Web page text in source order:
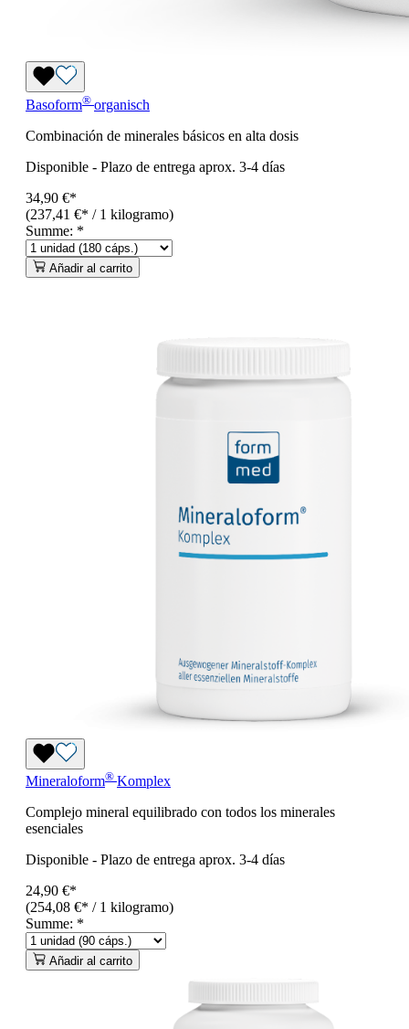
Basoform® organisch
Combinación de minerales básicos en alta dosis
Disponible - Plazo de entrega aprox. 3-4 días
34,90 €*
(237,41 €* / 1 kilogramo)
Summe: *
Añadir al carrito
Mineraloform® Komplex
Complejo mineral equilibrado con todos los minerales
esenciales
Disponible - Plazo de entrega aprox. 3-4 días
24,90 €*
(254,08 €* / 1 kilogramo)
Summe: *
Añadir al carrito